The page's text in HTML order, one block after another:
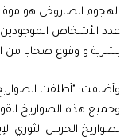
الهجوم الصاروخي هو
عدد الأشخاص
بشرية و وقوع ضحايا من
وأضافت: "أطلقت
وجميع هذه الصواريخ
لصواريخ الحرس الثوري